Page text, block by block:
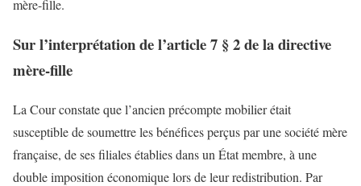
mère-fille.
Sur l’interprétation de l’article 7 § 2 de la directive
mère-fille
La Cour constate que l’ancien précompte mobilier était
susceptible de soumettre les bénéfices perçus par une société mère
française, de ses filiales établies dans un État membre, à une
double imposition économique lors de leur redistribution. Par